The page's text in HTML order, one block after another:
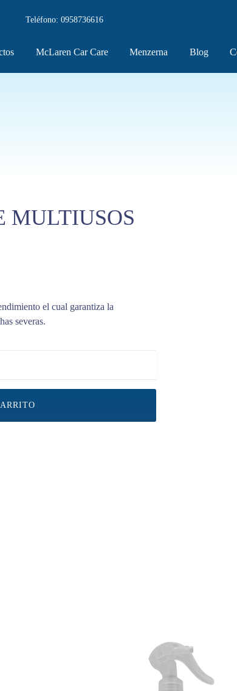
Teléfono: 0958736616
McLaren Car Care Menzerna Blog
MULTIUSOS
el cual garantiza la
severas.